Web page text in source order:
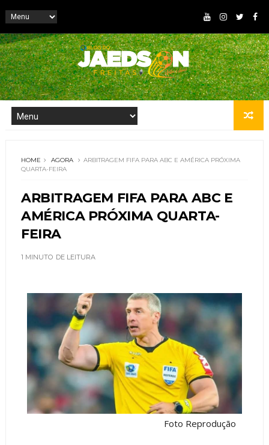
HOME AGORA
ARBITRAGEM FIFA PARA ABC E AMÉRICA PRÓXIMA
QUARTA-FEIRA
ARBITRAGEM FIFA PARA ABC E
AMÉRICA PRÓXIMA QUARTA-
FEIRA
1 MINUTO DE LEITURA
Foto Reprodução